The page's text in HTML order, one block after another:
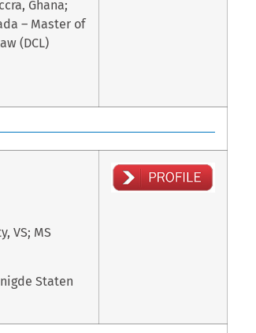
Ghana;
– Master of
(DCL)
VS; MS
Staten